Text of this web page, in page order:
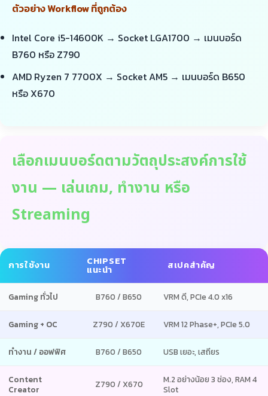
ตัวอย่าง Workflow ที่ถูกต้อง
Intel Core i5-14600K → Socket LGA1700 → เมนบอร์ด
B760 หรือ Z790
AMD Ryzen 7 7700X → Socket AM5 → เมนบอร์ด B650
หรือ X670
เลือกเมนบอร์ดตามวัตถุประสงค์การใช้
งาน — เล่นเกม, ทำงาน หรือ
Streaming
การใช้งาน CHIPSET
แนะนำ สเปคสำคัญ
Gaming ทั่วไป B760 / B650 VRM ดี, PCIe 4.0 x16
Gaming + OC Z790 / X670E VRM 12 Phase+, PCIe 5.0
ทำงาน / ออฟฟิศ B760 / B650 USB เยอะ, เสถียร
Content
Creator
Z790 / X670
M.2 อย่างน้อย 3 ช่อง, RAM 4
Slot